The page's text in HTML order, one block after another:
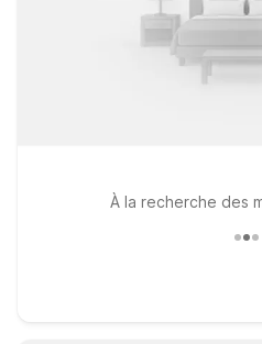
À la recherche des